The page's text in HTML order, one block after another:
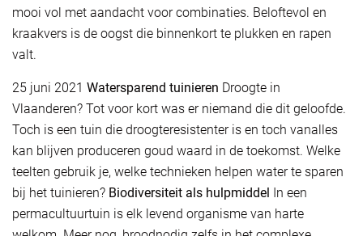
mooi vol met aandacht voor combinaties. Beloftevol en
kraakvers is de oogst die binnenkort te plukken en rapen
valt.
25 juni 2021 Watersparend tuinieren Droogte in
Vlaanderen? Tot voor kort was er niemand die dit geloofde.
Toch is een tuin die droogteresistenter is en toch vanalles
kan blijven produceren goud waard in de toekomst. Welke
teelten gebruik je, welke technieken helpen water te sparen
bij het tuinieren? Biodiversiteit als hulpmiddel In een
permacultuurtuin is elk levend organisme van harte